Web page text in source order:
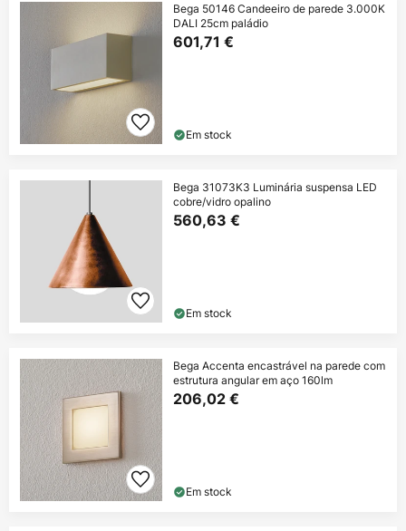
Bega 50146 Candeeiro de parede 3.000K
DALI 25cm paládio
601,71 €
Em stock
Bega 31073K3 Luminária suspensa LED
cobre/vidro opalino
560,63 €
Em stock
Bega Accenta encastrável na parede com
estrutura angular em aço 160lm
206,02 €
Em stock